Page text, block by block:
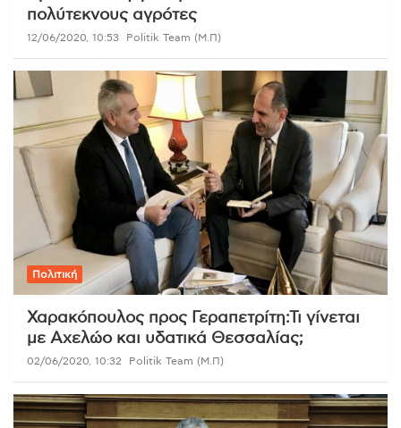
πολύτεκνους αγρότες
12/06/2020, 10:53 Politik Team (Μ.Π)
Πολιτική
Χαρακόπουλος προς Γεραπετρίτη:Τι γίνεται
με Αχελώο και υδατικά Θεσσαλίας;
02/06/2020, 10:32 Politik Team (Μ.Π)